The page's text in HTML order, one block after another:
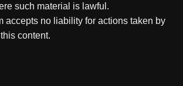
such material is lawful.
accepts no liability for actions taken by
content.